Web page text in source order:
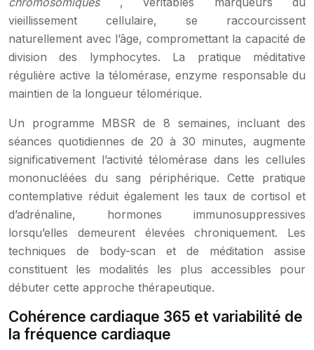
vieillissement cellulaire, se raccourcissent
naturellement avec l’âge, compromettant la capacité de
division des lymphocytes. La pratique méditative
régulière active la télomérase, enzyme responsable du
maintien de la longueur télomérique.
Un programme MBSR de 8 semaines, incluant des
séances quotidiennes de 20 à 30 minutes, augmente
significativement l’activité télomérase dans les cellules
mononucléées du sang périphérique. Cette pratique
contemplative réduit également les taux de cortisol et
d’adrénaline, hormones immunosuppressives
lorsqu’elles demeurent élevées chroniquement. Les
techniques de body-scan et de méditation assise
constituent les modalités les plus accessibles pour
débuter cette approche thérapeutique.
Cohérence cardiaque 365 et variabilité de
la fréquence cardiaque